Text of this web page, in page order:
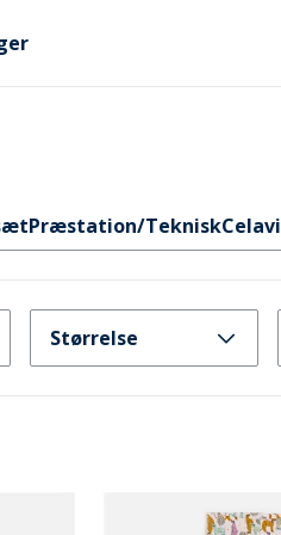
Præstation/TekniskCelavi
Størrelse